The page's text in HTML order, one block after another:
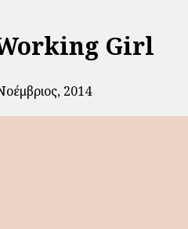
Girl
2014